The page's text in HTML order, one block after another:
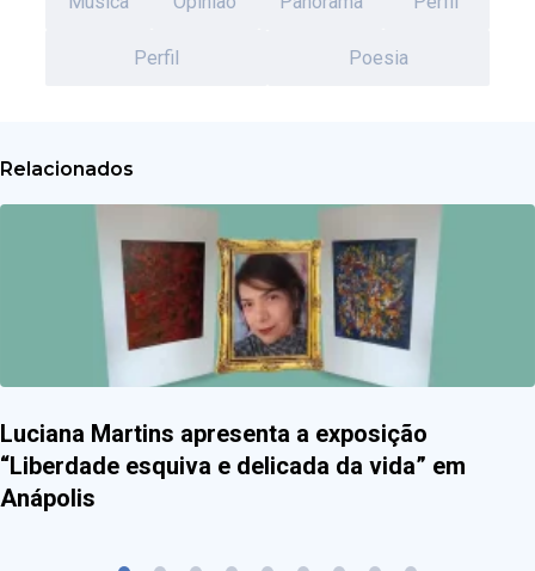
Perfil Poesia
Relacionados
Luciana Martins apresenta a exposição
“Liberdade esquiva e delicada da vida” em
Anápolis